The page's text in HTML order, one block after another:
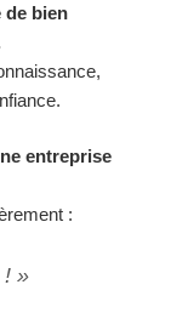
de bien
entreprise
:
! »